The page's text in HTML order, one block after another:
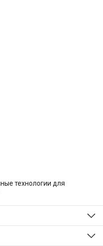
технологии для